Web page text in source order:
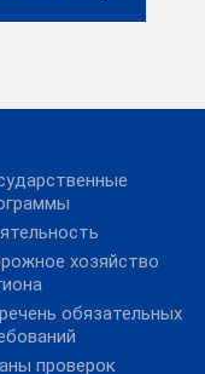
хозяйство
обязательных
проверок